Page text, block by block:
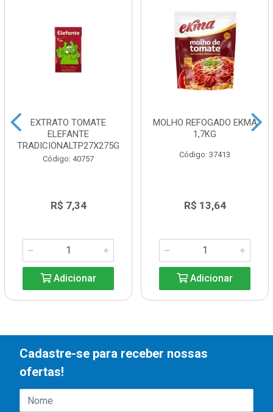
EXTRATO TOMATE
ELEFANTE
TRADICIONALTP27X275G
Código: 40757
R$ 7,34
Adicionar
MOLHO REFOGADO EKMA
1,7KG
Código: 37413
R$ 13,64
Adicionar
Cadastre-se para receber nossas
ofertas!